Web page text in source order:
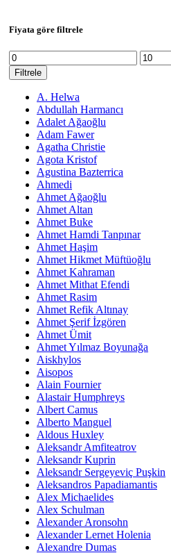
Fiyata göre filtrele
En
düşük
fiyat
En
yüksek
Filtrele
A. Helwa
Abdullah Harmancı
Adalet Ağaoğlu
Adam Fawer
Agatha Christie
Agota Kristof
Agustina Bazterrica
Ahmedi
Ahmet Ağaoğlu
Ahmet Altan
Ahmet Buke
Ahmet Hamdi Tanpınar
Ahmet Haşim
Ahmet Hikmet Müftüoğlu
Ahmet Kahraman
Ahmet Mithat Efendi
Ahmet Rasim
Ahmet Refik Altınay
Ahmet Şerif İzgören
Ahmet Ümit
Ahmet Yılmaz Boyunağa
Aiskhylos
Aisopos
Alain Fournier
Alastair Humphreys
Albert Camus
Alberto Manguel
Aldous Huxley
Aleksandr Amfiteatrov
Aleksandr Kuprin
Aleksandr Sergeyeviç Puşkin
Aleksandros Papadiamantis
Alex Michaelides
Alex Schulman
Alexander Aronsohn
Alexander Lernet Holenia
Alexandre Dumas